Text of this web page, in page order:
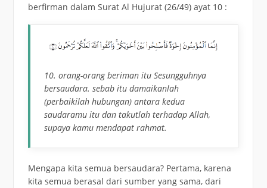
berfirman dalam Surat Al Hujurat (26/49) ayat 10 :
10. orang-orang beriman itu Sesungguhnya
bersaudara. sebab itu damaikanlah
(perbaikilah hubungan) antara kedua
saudaramu itu dan takutlah terhadap Allah,
supaya kamu mendapat rahmat.
Mengapa kita semua bersaudara? Pertama, karena
kita semua berasal dari sumber yang sama, dari